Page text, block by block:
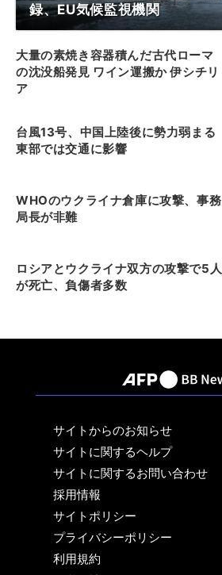
録、EU気候監視機関
大量の素焼き容器積んだ古代ローマ
の沈没船発見 ワイン運搬か 伊シチリ
ア
台風13号、中国上陸後に勢力弱まる
東部では交通に影響
WHOのウクライナ倉庫に攻撃、事務
局長が非難
ロシアとウクライナ双方の攻撃で5人
が死亡、負傷者多数
サイトからのお知らせ
サイトに関するヘルプ
サイトに関するお問い合わせ
採用情報
サイトポリシー
プライバシーポリシー
利用規約